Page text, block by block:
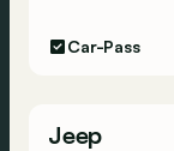
Car-Pass
Jeep